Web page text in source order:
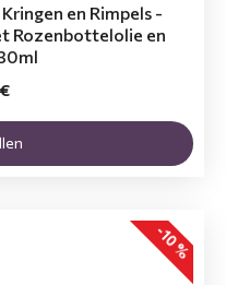
en Rimpels -
Rozenbottelolie en
-10 %